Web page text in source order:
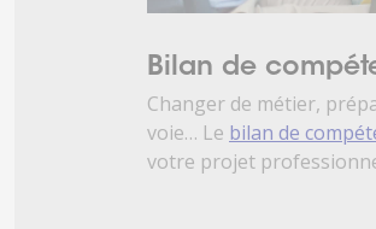
Bilan de
Changer de métier,
voie… Le bilan de
votre projet